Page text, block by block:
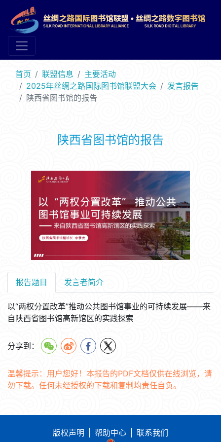
首页 联盟信息
主要活动
2025年丝绸之路国际图书馆联盟大会
发言报告
陕西省图书馆的报告
陕西省图书馆的报告
报告题目 发言者简介
以“两权分置改革”推动公共图书馆事业的可持续发展——来
自陕西省图书馆高新馆区的实践探索
分享到：
温馨提示：用户您好！本报告的PDF文档仅供在线浏览，请
勿下载。任何未经授权的下载和复制均责任自负。
版权声明 帮助中心 联系我们